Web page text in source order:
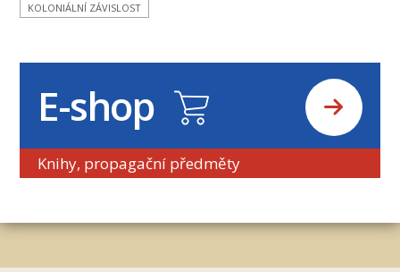
KOLONIÁLNÍ ZÁVISLOST
E-shop
Knihy, propagační předměty